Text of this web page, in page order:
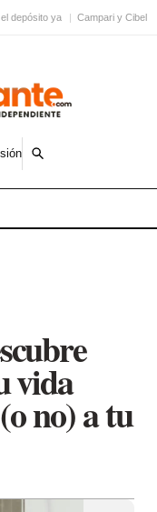
depósito ya Campari y
vida
no) a tu